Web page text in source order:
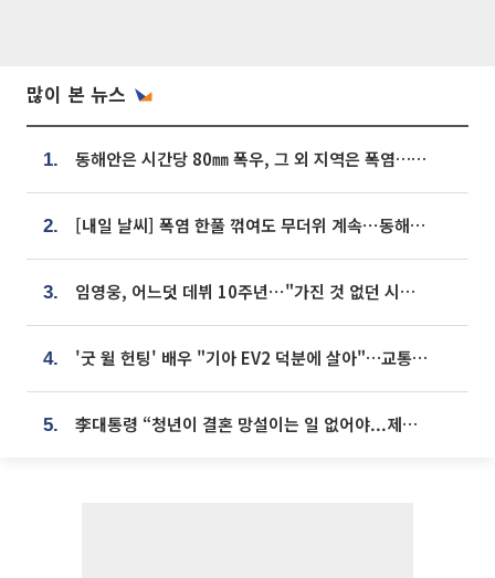
많이 본 뉴스
1. 동해안은 시간당 80㎜ 폭우, 그 외 지역은 폭염…‘극과 극 날씨’
2. [내일 날씨] 폭염 한풀 꺾여도 무더위 계속⋯동해안 이틀 연속 비
3. 임영웅, 어느덧 데뷔 10주년⋯"가진 것 없던 시절, 내 앞엔 20명의 팬뿐"
4. '굿 윌 헌팅' 배우 "기아 EV2 덕분에 살아"…교통사고 후 안전성 극찬
5. 李대통령 “청년이 결혼 망설이는 일 없어야...제도상 불이익 조사”